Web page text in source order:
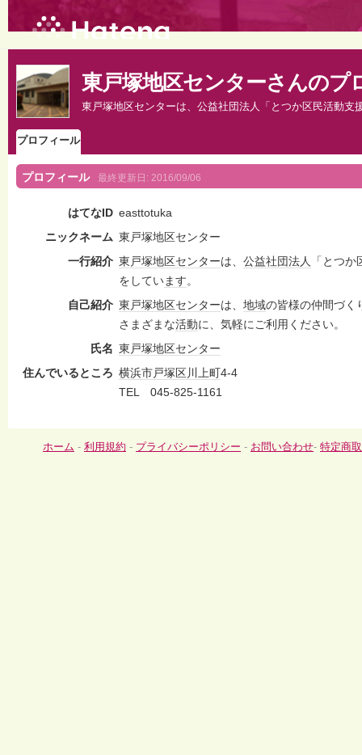
東戸塚地区センターさんのプ
東戸塚地区センターは、公益社団法人「とつか区民活動支
プロフィール
プロフィール 最終更新日: 2016/09/06
はてなID easttotuka
ニックネーム 東戸塚地区センター
一行紹介 東戸塚地区センターは、 公益社団法人
「とつか
をしています。
自己紹介 東戸塚地区センターは、 地域の皆様の仲間づく
さまざまな活動に、気軽にご利用ください。
氏名 東戸塚地区センター
住んでいるところ 横浜市戸塚区川上町4-4
TEL 045-825-1161
ホーム - 利用規約 - プライバシーポリシー - お問い合わせ- 特定商